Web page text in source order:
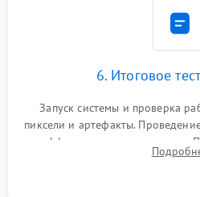
6. Итоговое
Запуск системы и проверка
пиксели и артефакты.
эффективности охлаждения.
микрофона и всех портов